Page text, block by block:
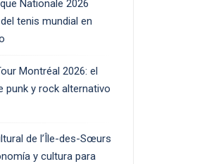
Nationale 2026
tenis mundial en
Montréal 2026: el
punk y rock alternativo
de l’Île-des-Sœurs
y cultura para